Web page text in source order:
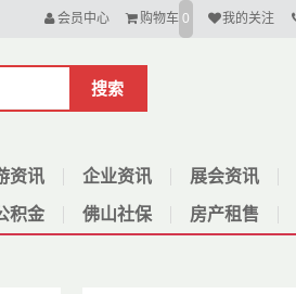
会员中心 购物车 0 我的关注
搜索
资讯 企业资讯 展会资讯
积金 佛山社保 房产租售